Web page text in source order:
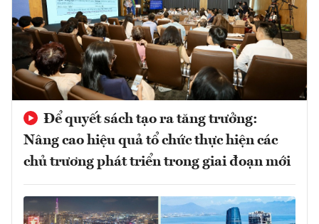
Để quyết sách tạo ra tăng trưởng:
Nâng cao hiệu quả tổ chức thực hiện các
chủ trương phát triển trong giai đoạn mới